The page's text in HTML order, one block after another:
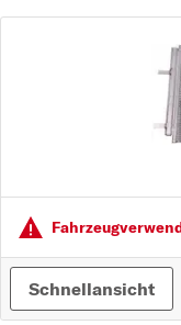
Schnellansicht